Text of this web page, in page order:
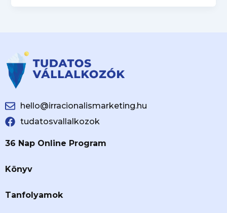
hello@irracionalismarketing.hu
tudatosvallalkozok
36 Nap Online Program
Könyv
Tanfolyamok